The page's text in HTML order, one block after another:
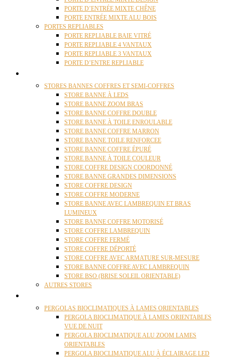
PORTE D’ENTRÉE MIXTE CHÊNE
PORTE ENTRÉE MIXTE ALU BOIS
PORTES REPLIABLES
PORTE REPLIABLE BAIE VITRÉ
PORTE REPLIABLE 4 VANTAUX
PORTE REPLIABLE 3 VANTAUX
PORTE D’ENTRE REPLIABLE
STORES BANNES COFFRES ET SEMI-COFFRES
STORE BANNE À LEDS
STORE BANNE ZOOM BRAS
STORE BANNE COFFRE DOUBLE
STORE BANNE À TOILE ENROULABLE
STORE BANNE COFFRE MARRON
STORE BANNE TOILE RENFORCEE
STORE BANNE COFFRE ÉPURÉ
STORE BANNE À TOILE COULEUR
STORE COFFRE DESIGN COORDONNÉ
STORE BANNE GRANDES DIMENSIONS
STORE COFFRE DESIGN
STORE COFFRE MODERNE
STORE BANNE AVEC LAMBREQUIN ET BRAS
LUMINEUX
STORE BANNE COFFRE MOTORISÉ
STORE COFFRE LAMBREQUIN
STORE COFFRE FERMÉ
STORE COFFRE DÉPORTÉ
STORE COFFRE AVEC ARMATURE SUR-MESURE
STORE BANNE COFFRE AVEC LAMBREQUIN
STORE BSO (BRISE SOLEIL ORIENTABLE)
AUTRES STORES
PERGOLAS BIOCLIMATIQUES À LAMES ORIENTABLES
PERGOLA BIOCLIMATIQUE À LAMES ORIENTABLES
VUE DE NUIT
PERGOLA BIOCLIMATIQUE ALU ZOOM LAMES
ORIENTABLES
PERGOLA BIOCLIMATIQUE ALU À ÉCLAIRAGE LED